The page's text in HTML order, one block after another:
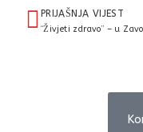
PRIJAŠNJA VIJEST